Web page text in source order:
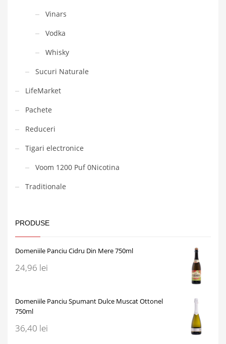
Vinars
Vodka
Whisky
Sucuri Naturale
LifeMarket
Pachete
Reduceri
Tigari electronice
Voom 1200 Puf 0Nicotina
Traditionale
PRODUSE
Domeniile Panciu Cidru Din Mere 750ml
24,96 lei
Domeniile Panciu Spumant Dulce Muscat Ottonel
750ml
36,40 lei